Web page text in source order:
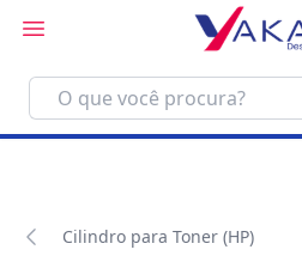
Cilindro para Toner (HP)